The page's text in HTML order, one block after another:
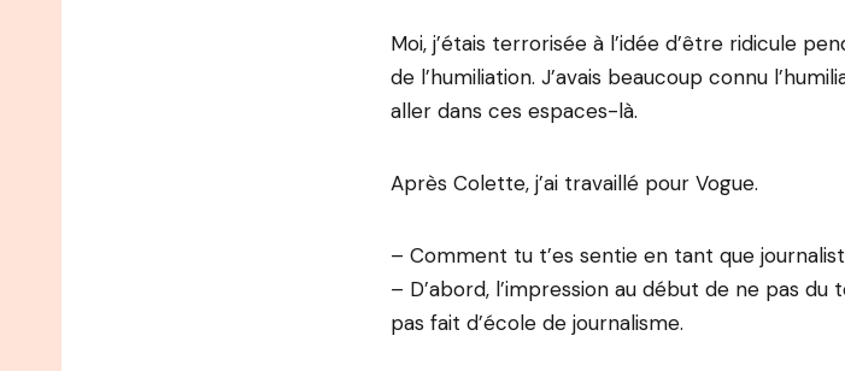
Moi, j’étais terrorisée à l’idée d’être ridicule
de l’humiliation. J’avais beaucoup connu
aller dans ces espaces-là.
Après Colette, j’ai travaillé pour Vogue.
– Comment tu t’es sentie en tant que
– D’abord, l’impression au début de ne pas
pas fait d’école de journalisme.